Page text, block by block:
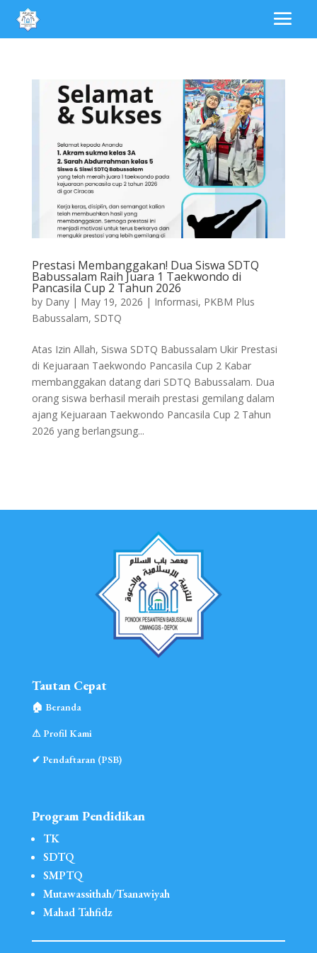
Prestasi Membanggakan! Dua Siswa SDTQ
Babussalam Raih Juara 1 Taekwondo di
Pancasila Cup 2 Tahun 2026
by Dany| May 19, 2026 | Informasi, PKBM Plus
Babussalam, SDTQ
Atas Izin Allah, Siswa SDTQ Babussalam Ukir Prestasi
di Kejuaraan Taekwondo Pancasila Cup 2 Kabar
membanggakan datang dari SDTQ Babussalam. Dua
orang siswa berhasil meraih prestasi gemilang dalam
ajang Kejuaraan Taekwondo Pancasila Cup 2 Tahun
2026 yang berlangsung...
Tautan Cepat
🏠︎ Beranda
⚠︎ Profil Kami
✔ Pendaftaran (PSB)
Program Pendidikan
TK
SDTQ
SMPTQ
Mutawassithah/Tsanawiyah
Mahad Tahfidz